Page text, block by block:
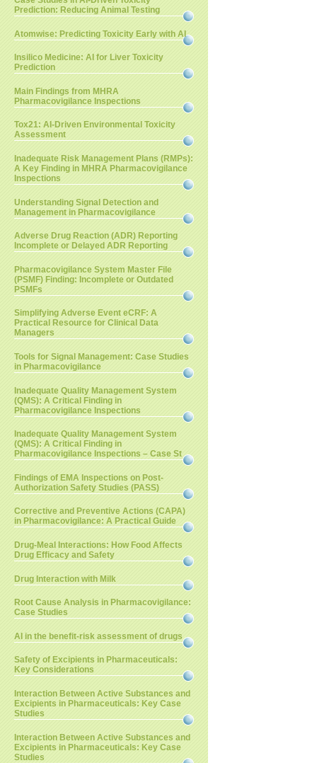
Prediction: Reducing Animal Testing
Atomwise: Predicting Toxicity Early with AI
Insilico Medicine: AI for Liver Toxicity
Prediction
Main Findings from MHRA
Pharmacovigilance Inspections
Tox21: AI-Driven Environmental Toxicity
Assessment
Inadequate Risk Management Plans (RMPs):
A Key Finding in MHRA Pharmacovigilance
Inspections
Understanding Signal Detection and
Management in Pharmacovigilance
Adverse Drug Reaction (ADR) Reporting
Incomplete or Delayed ADR Reporting
Pharmacovigilance System Master File
(PSMF) Finding: Incomplete or Outdated
PSMFs
Simplifying Adverse Event eCRF: A
Practical Resource for Clinical Data
Managers
Tools for Signal Management: Case Studies
in Pharmacovigilance
Inadequate Quality Management System
(QMS): A Critical Finding in
Pharmacovigilance Inspections
Inadequate Quality Management System
(QMS): A Critical Finding in
Pharmacovigilance Inspections – Case St
Findings of EMA Inspections on Post-
Authorization Safety Studies (PASS)
Corrective and Preventive Actions (CAPA)
in Pharmacovigilance: A Practical Guide
Drug-Meal Interactions: How Food Affects
Drug Efficacy and Safety
Drug Interaction with Milk
Root Cause Analysis in Pharmacovigilance:
Case Studies
AI in the benefit-risk assessment of drugs
Safety of Excipients in Pharmaceuticals:
Key Considerations
Interaction Between Active Substances and
Excipients in Pharmaceuticals: Key Case
Studies
Interaction Between Active Substances and
Excipients in Pharmaceuticals: Key Case
Studies